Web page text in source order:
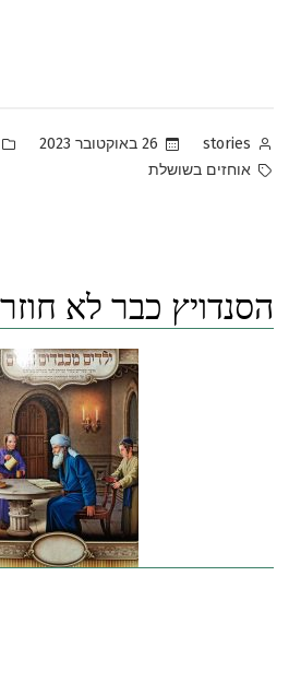
Posted
by
stories 26 באוקטובר 2023
Tags:
אוחזים בשושלת
הסנדויץ כבר לא